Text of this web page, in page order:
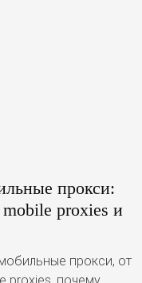
прокси:
mobile proxies и
прокси, от